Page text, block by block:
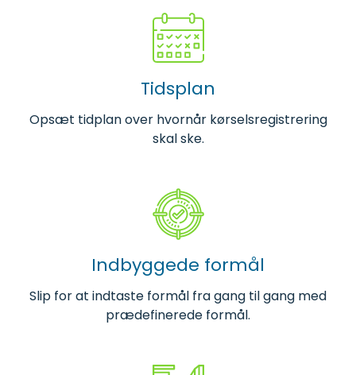
Tidsplan
Opsæt tidplan over hvornår kørselsregistrering
skal ske.
Indbyggede formål
Slip for at indtaste formål fra gang til gang med
prædefinerede formål.